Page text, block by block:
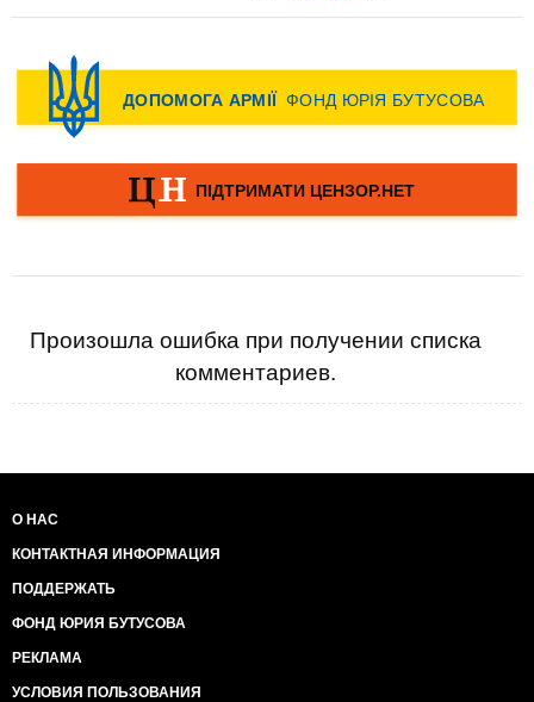
Произошла ошибка при получении списка
комментариев.
О НАС
КОНТАКТНАЯ ИНФОРМАЦИЯ
ПОДДЕРЖАТЬ
ФОНД ЮРИЯ БУТУСОВА
РЕКЛАМА
УСЛОВИЯ ПОЛЬЗОВАНИЯ